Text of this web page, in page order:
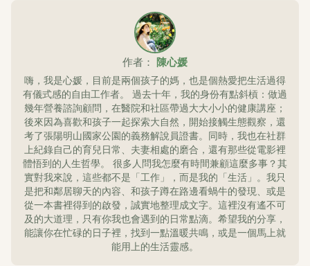
作者： 陳心媛
嗨，我是心媛，目前是兩個孩子的媽，也是個熱愛把生活過得
有儀式感的自由工作者。 過去十年，我的身份有點斜槓：做過
幾年營養諮詢顧問，在醫院和社區帶過大大小小的健康講座；
後來因為喜歡和孩子一起探索大自然，開始接觸生態觀察，還
考了張陽明山國家公園的義務解說員證書。同時，我也在社群
上紀錄自己的育兒日常、夫妻相處的磨合，還有那些從電影裡
體悟到的人生哲學。 很多人問我怎麼有時間兼顧這麼多事？其
實對我來說，這些都不是「工作」，而是我的「生活」。我只
是把和鄰居聊天的內容、和孩子蹲在路邊看蝸牛的發現、或是
從一本書裡得到的啟發，誠實地整理成文字。這裡沒有遙不可
及的大道理，只有你我也會遇到的日常點滴。希望我的分享，
能讓你在忙碌的日子裡，找到一點溫暖共鳴，或是一個馬上就
能用上的生活靈感。